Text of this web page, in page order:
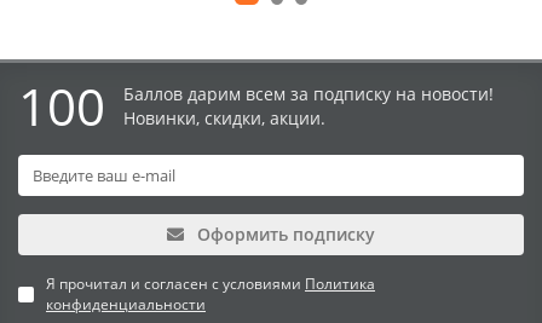
100
Баллов дарим всем за подписку на новости!
Новинки, скидки, акции.
Оформить подписку
Я прочитал и согласен с условиями Политика
конфиденциальности